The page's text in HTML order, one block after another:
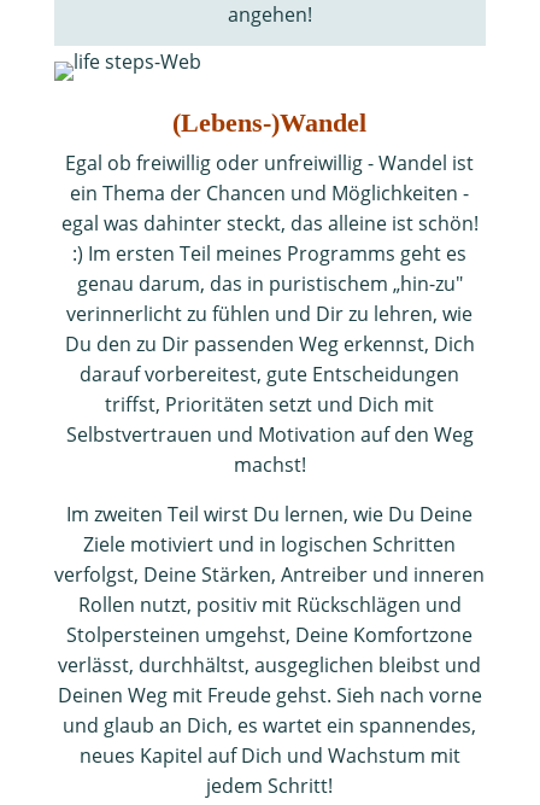
angehen!
(Lebens-)Wandel
Egal ob freiwillig oder unfreiwillig - Wandel ist
ein Thema der Chancen und Möglichkeiten -
egal was dahinter steckt, das alleine ist schön!
:) Im ersten Teil meines Programms geht es
genau darum, das in puristischem „hin-zu"
verinnerlicht zu fühlen und Dir zu lehren, wie
Du den zu Dir passenden Weg erkennst, Dich
darauf vorbereitest, gute Entscheidungen
triffst, Prioritäten setzt und Dich mit
Selbstvertrauen und Motivation auf den Weg
machst!
Im zweiten Teil wirst Du lernen, wie Du Deine
Ziele motiviert und in logischen Schritten
verfolgst, Deine Stärken, Antreiber und inneren
Rollen nutzt, positiv mit Rückschlägen und
Stolpersteinen umgehst, Deine Komfortzone
verlässt, durchhältst, ausgeglichen bleibst und
Deinen Weg mit Freude gehst. Sieh nach vorne
und glaub an Dich, es wartet ein spannendes,
neues Kapitel auf Dich und Wachstum mit
jedem Schritt!